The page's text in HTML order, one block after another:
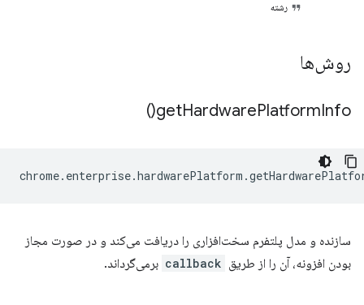
رشته
روش‌ها
getHardwarePlatformInfo(
)
chrome. enterprise.hardwarePlatform .
سازنده و مدل پلتفرم سخت‌افزاری را دریافت می‌کند و در صورت مجاز
بودن افزونه، آن را از طریق callback برمی‌گرداند.